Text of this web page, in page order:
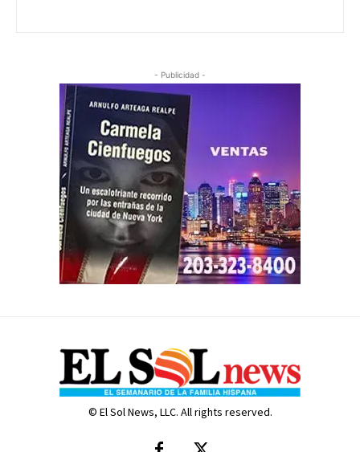
- Publicidad -
© El Sol News, LLC. All rights reserved.